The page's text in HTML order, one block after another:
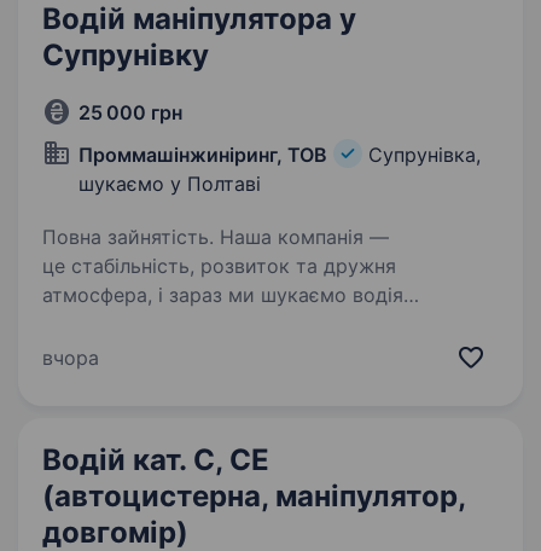
Водій маніпулятора у
Супрунівку
25 000 грн
Проммашінжиніринг, ТОВ
Супрунівка,
шукаємо у Полтаві
Повна зайнятість. Наша компанія —
це стабільність, розвиток та дружня
атмосфера, і зараз ми шукаємо водія
команди у Супрунівці.Ми займаємося
вчора
Водій кат. С, СЕ
(автоцистерна, маніпулятор,
довгомір)